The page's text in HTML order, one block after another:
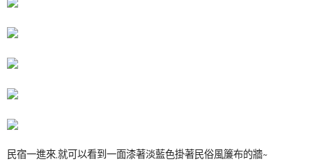
民宿一進來,就可以看到一面漆著淡藍色掛著民俗風簾布的牆~